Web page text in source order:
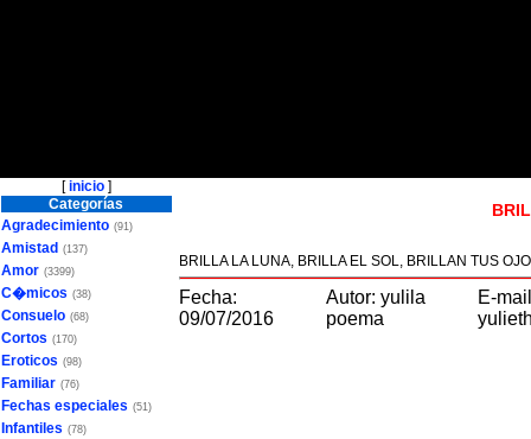
[inicio ]
Categorías
Agradecimiento (91)
Amistad (137)
Amor (3399)
C�micos (38)
Consuelo (68)
Cortos (170)
Eroticos (98)
Familiar (76)
Fechas especiales (51)
Infantiles (78)
BRILLA LA LUNA, BRILLA EL SOL, BRILLAN TUS
Fecha:
09/07/2016
Autor: yulila
poema
E-